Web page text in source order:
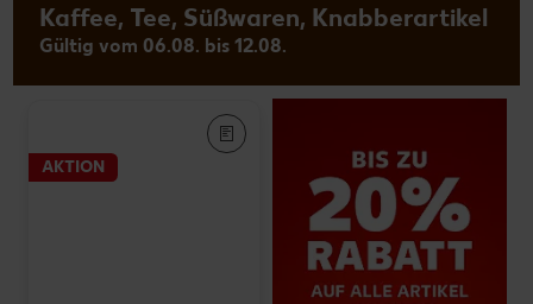
Kaffee, Tee, Süßwaren, Knabberartikel
Gültig vom 06.08. bis 12.08.
AKTION